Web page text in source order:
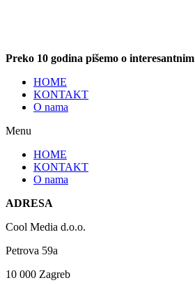
Preko 10 godina pišemo o
HOME
KONTAKT
O nama
Menu
HOME
KONTAKT
O nama
ADRESA
Cool Media d.o.o.
Petrova 59a
10 000 Zagreb